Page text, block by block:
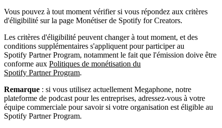
Vous pouvez à tout moment vérifier si vous répondez aux critères
d'éligibilité sur la page Monétiser de Spotify for Creators.
Les critères d'éligibilité peuvent changer à tout moment, et des
conditions supplémentaires s'appliquent pour participer au
Spotify Partner Program, notamment le fait que l'émission doive être
conforme aux Politiques de monétisation du
Spotify Partner Program.
Remarque : si vous utilisez actuellement Megaphone, notre
plateforme de podcast pour les entreprises, adressez-vous à votre
équipe commerciale pour savoir si votre organisation est éligible au
Spotify Partner Program.